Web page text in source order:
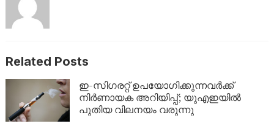
Related Posts
ഇ-സിഗരറ്റ് ഉപയോഗിക്കുന്നവർക്ക്
നിർണായക അറിയിപ്പ്; യുഎഇയിൽ
പുതിയ വിലനയം വരുന്നു